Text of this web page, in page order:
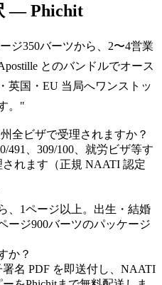
— Phichit
ジ350バーツから、2〜4営業
とのバンドルでオース
英国・EU 当局へワンストッ
。 "
全ビザで受理されますか？
491、309/100、就労ビザ等す
れます（正規 NAATI 認定
、1ページ以上。出生・結婚
ージ900バーツのパッケージ
か？
名 PDF を即送付し、NAATI